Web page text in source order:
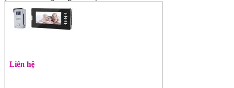
Liên hệ